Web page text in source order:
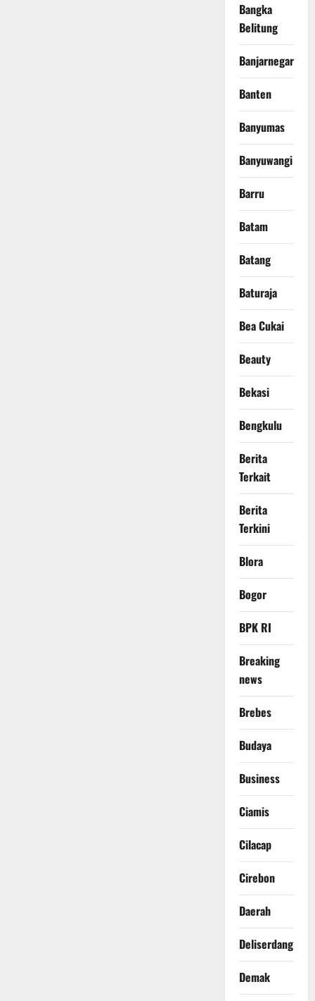
Bangka
Belitung
Banjarnegara
Banten
Banyumas
Banyuwangi
Barru
Batam
Batang
Baturaja
Bea Cukai
Beauty
Bekasi
Bengkulu
Berita
Terkait
Berita
Terkini
Blora
Bogor
BPK RI
Breaking
news
Brebes
Budaya
Business
Ciamis
Cilacap
Cirebon
Daerah
Deliserdang
Demak